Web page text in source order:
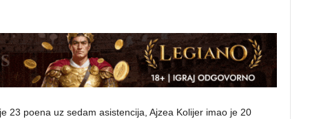
23 poena uz sedam asistencija, Ajzea Kolijer imao je 20